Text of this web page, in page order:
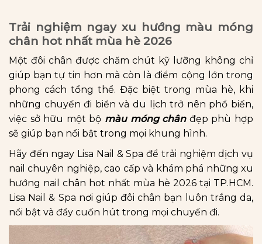
Trải nghiệm ngay xu hướng màu móng
chân hot nhất mùa hè 2026
Một đôi chân được chăm chút kỹ lưỡng không chỉ
giúp bạn tự tin hơn mà còn là điểm cộng lớn trong
phong cách tổng thể. Đặc biệt trong mùa hè, khi
những chuyến đi biển và du lịch trở nên phổ biến,
việc sở hữu một bộ màu móng chânđẹp phù hợp
sẽ giúp bạn nổi bật trong mọi khung hình.
Hãy đến ngay Lisa Nail & Spa để trải nghiệm dịch vụ
nail chuyên nghiệp, cao cấp và khám phá những xu
hướng nail chân hot nhất mùa hè 2026 tại TP.HCM.
Lisa Nail & Spa nơi giúp đôi chân bạn luôn trắng da,
nổi bật và đầy cuốn hút trong mọi chuyến đi.